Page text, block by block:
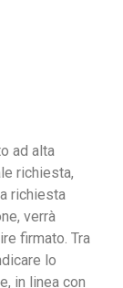
ad alta
richiesta,
richiesta
verrà
firmato. Tra
lo
in linea con